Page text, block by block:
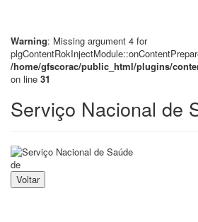
Warning: Missing argument 4 for
/home/gfscorac/public_html/plugins/
on line 31
Serviço Nacional de
de
Voltar